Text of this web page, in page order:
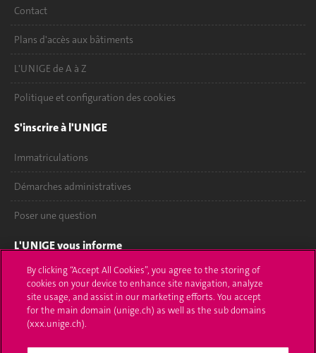
Contact
Plans d'accès aux bâtiments
L'UNIGE de A à Z
Politique et configuration des cookies
S'inscrire à l'UNIGE
Immatriculations
Démarches administratives
Poser une question
L'UNIGE vous informe
UNIGE Mobile
Médias
Offres d'emploi
By clicking “Accept All Cookies”, you agree to the storing of
cookies on your device to enhance site navigation, analyze
site usage, and assist in our marketing efforts. You accept
for the main domain (unige.ch) as well as the sub domains
(xxx.unige.ch).